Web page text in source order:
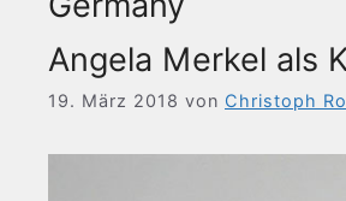
Angela Merkel als
19. März 2018 von Christoph